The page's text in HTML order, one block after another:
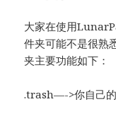
大家在使用
件夹可能不是很熟
夹主要功能如下：
.trash—->你自己